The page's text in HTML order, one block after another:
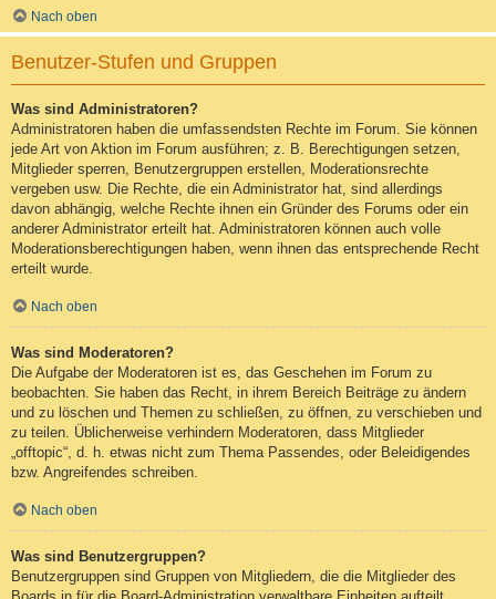
Nach oben
Benutzer-Stufen und Gruppen
Was sind Administratoren?
Administratoren haben die umfassendsten Rechte im Forum. Sie können
jede Art von Aktion im Forum ausführen; z. B. Berechtigungen setzen,
Mitglieder sperren, Benutzergruppen erstellen, Moderationsrechte
vergeben usw. Die Rechte, die ein Administrator hat, sind allerdings
davon abhängig, welche Rechte ihnen ein Gründer des Forums oder ein
anderer Administrator erteilt hat. Administratoren können auch volle
Moderationsberechtigungen haben, wenn ihnen das entsprechende Recht
erteilt wurde.
Nach oben
Was sind Moderatoren?
Die Aufgabe der Moderatoren ist es, das Geschehen im Forum zu
beobachten. Sie haben das Recht, in ihrem Bereich Beiträge zu ändern
und zu löschen und Themen zu schließen, zu öffnen, zu verschieben und
zu teilen. Üblicherweise verhindern Moderatoren, dass Mitglieder
„offtopic“, d. h. etwas nicht zum Thema Passendes, oder Beleidigendes
bzw. Angreifendes schreiben.
Nach oben
Was sind Benutzergruppen?
Benutzergruppen sind Gruppen von Mitgliedern, die die Mitglieder des